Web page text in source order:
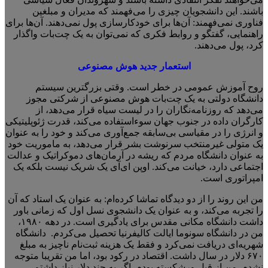
باشند. این دانشجویان چیزی را می‌فهمند که مدیران و مبلغین
فناوری نمی‌فهمند: آن‌ها برای خودکارسازی پول نمی‌دهند. آن‌ها برای
راهنمایی، گفتگو و روابط فکری که نمی‌توان به یک چت‌بات واگذار
کرد، پول می‌دهند.
استعمار جدید هوش مصنوعی
روح آموزش عمومی در خطر است. وقتی بزرگترین سیستم
دانشگاه دولتی به یک چت‌بات هوش مصنوعی از شرکتی مجوز
می‌دهد که روزنامه‌نگاران را در لیست سیاه قرار می‌دهد، از
کارگران داده در جنوب جهان سوءاستفاده می‌کند، قدرت ژئوپلیتیکی
و انرژی را در مقیاسی بی‌سابقه جمع‌آوری می‌کند و خود را به عنوان
یک متولی غیرمنتخب سرنوشت بشر قرار می‌دهد، به ماموریت خود
به عنوان دانشگاه مردم که ریشه در آرمان‌های دموکراتیک و عدالت
اجتماعی دارد، خیانت می‌کند. اوپن ای‌آی یک شریک نیست بلکه یک
امپراتوری است.
من این روند را از دو دیدگاه تماشا کرده‌ام: به عنوان یک استاد که آن
را تجربه می‌کند، و به عنوان یک دانشجوی نسل اول که زمانی باور
داشت دانشگاه مکانی مقدس برای یادگیری است. در دهه ۱۹۸۰،
من در دانشگاه سونوما ایالت کالیفرنیا تحصیل می‌کردم. دانشگاه
شهریه‌ای دریافت نمی‌کرد و فقط یک هزینه ثبت‌نام ناچیز به مبلغ
۶۷۰ دلار در سال داشت. اقتصاد در رکود بود، اما من تقریبا متوجه